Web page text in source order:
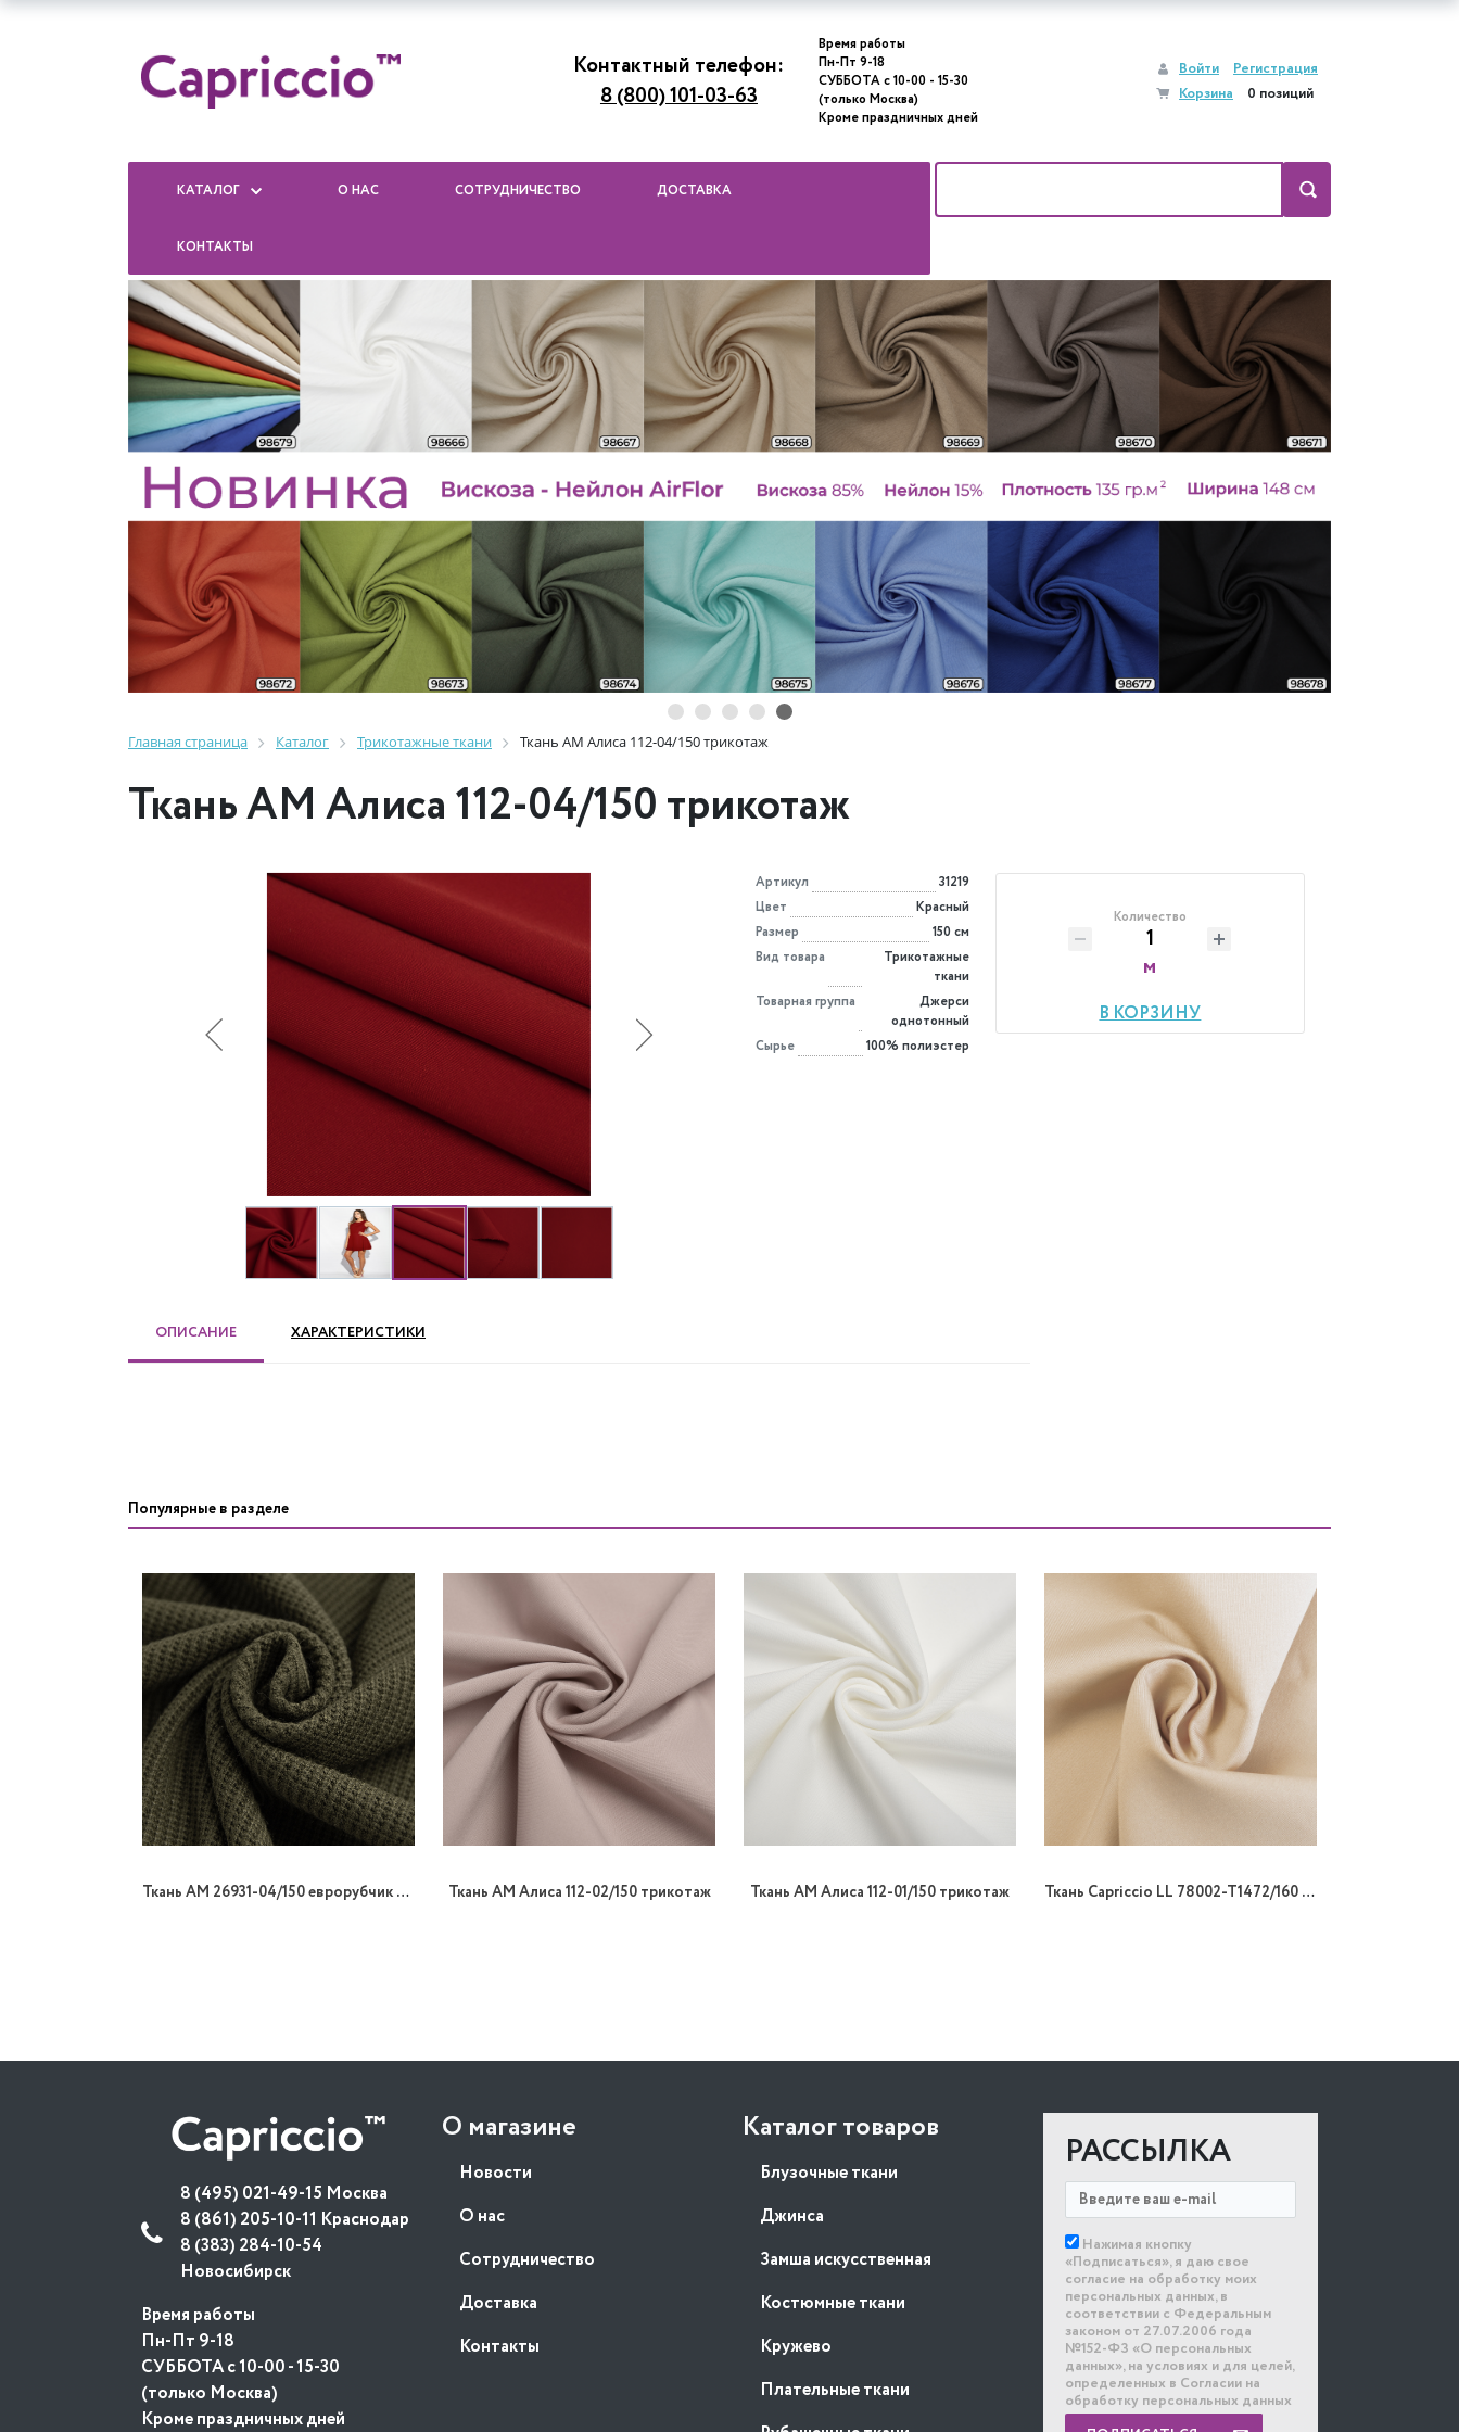
Войти
Регистрация
Корзина
0 позиций
Контактный телефон:
8 (800) 101-03-63
Время работы
Пн-Пт 9-18
СУББОТА с 10-00 - 15-30
(только Москва)
Кроме праздничных дней
КАТАЛОГ О НАС СОТРУДНИЧЕСТВО ДОСТАВКА
КОНТАКТЫ
Главная страница Каталог Трикотажные ткани Ткань AM Алиса 112-04/150 трикотаж
Ткань AM Алиса 112-04/150 трикотаж
Артикул
31219
Цвет
Красный
Размер
150 см
Вид товара
Трикотажные
ткани
Товарная группа
Джерси
однотонный
Сырье
100% полиэстер
Количество
м
В КОРЗИНУ
ОПИСАНИЕ ХАРАКТЕРИСТИКИ
Популярные в разделе
Ткань AM 26931-04/150 еврорубчик вязанный Ткань AM Алиса 112-02/150 трикотаж Ткань AM Алиса 112-01/150 трикотаж Ткань Capriccio LL 78002-T1472/160 215gr Biflex
О магазине
Новости
О нас
Сотрудничество
Доставка
Контакты
Каталог товаров
Блузочные ткани
Джинса
Замша искусственная
Костюмные ткани
Кружево
Плательные ткани
РАССЫЛКА
Нажимая кнопку
«Подписаться», я даю свое
согласие на обработку моих
персональных данных, в
соответствии с Федеральным
законом от 27.07.2006 года
№152-ФЗ «О персональных
данных», на условиях и для целей,
определенных в Согласии на
обработку персональных данных
8 (495) 021-49-15 Москва
8 (861) 205-10-11 Краснодар
8 (383) 284-10-54
Новосибирск
Время работы
Пн-Пт 9-18
СУББОТА с 10-00 - 15-30
(только Москва)
Кроме праздничных дней